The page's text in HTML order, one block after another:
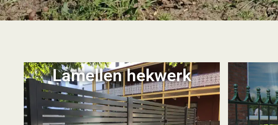
Lamellen hekwerk